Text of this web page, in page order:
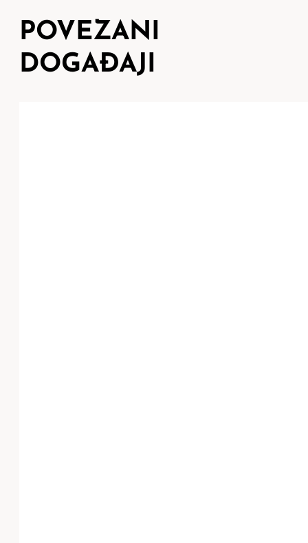
POVEZANI
DOGAĐAJI